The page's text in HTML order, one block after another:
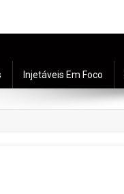
Injetáveis Em Foco